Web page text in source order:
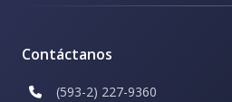
Contáctanos
(593-2) 227-9360